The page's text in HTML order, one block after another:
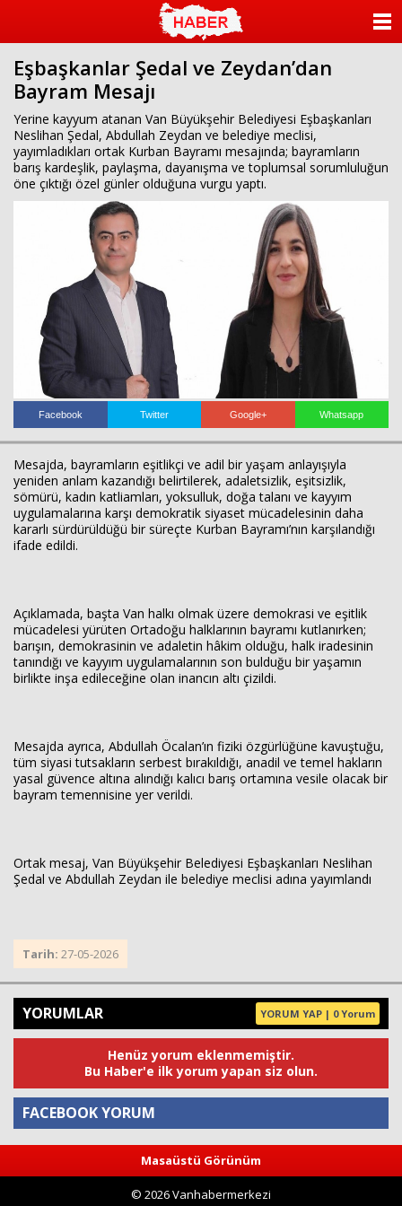
Eşbaşkanlar Şedal ve Zeydan’dan
Bayram Mesajı
Yerine kayyum atanan Van Büyükşehir Belediyesi Eşbaşkanları
Neslihan Şedal, Abdullah Zeydan ve belediye meclisi,
yayımladıkları ortak Kurban Bayramı mesajında; bayramların
barış kardeşlik, paylaşma, dayanışma ve toplumsal sorumluluğun
öne çıktığı özel günler olduğuna vurgu yaptı.
Facebook Twitter Google+ Whatsapp
Mesajda, bayramların eşitlikçi ve adil bir yaşam anlayışıyla
yeniden anlam kazandığı belirtilerek, adaletsizlik, eşitsizlik,
sömürü, kadın katliamları, yoksulluk, doğa talanı ve kayyım
uygulamalarına karşı demokratik siyaset mücadelesinin daha
kararlı sürdürüldüğü bir süreçte Kurban Bayramı’nın karşılandığı
ifade edildi.
Açıklamada, başta Van halkı olmak üzere demokrasi ve eşitlik
mücadelesi yürüten Ortadoğu halklarının bayramı kutlanırken;
barışın, demokrasinin ve adaletin hâkim olduğu, halk iradesinin
tanındığı ve kayyım uygulamalarının son bulduğu bir yaşamın
birlikte inşa edileceğine olan inancın altı çizildi.
Mesajda ayrıca, Abdullah Öcalan’ın fiziki özgürlüğüne kavuştuğu,
tüm siyasi tutsakların serbest bırakıldığı, anadil ve temel hakların
yasal güvence altına alındığı kalıcı barış ortamına vesile olacak bir
bayram temennisine yer verildi.
Ortak mesaj, Van Büyükşehir Belediyesi Eşbaşkanları Neslihan
Şedal ve Abdullah Zeydan ile belediye meclisi adına yayımlandı
Tarih: 27-05-2026
YORUMLAR YORUM YAP | 0 Yorum
Henüz yorum eklenmemiştir.
Bu Haber'e ilk yorum yapan siz olun.
FACEBOOK YORUM
Yorum
Masaüstü Görünüm
© 2026 Vanhabermerkezi
KATEGORİLER
ANKETLER
VİDEO GALERİ
KÜNYE
İLETİŞİM
Haberin Doğru Adresi.